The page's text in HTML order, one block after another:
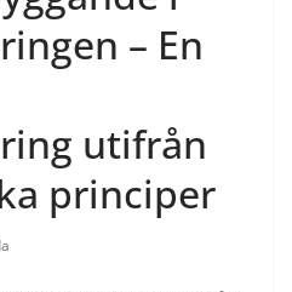
– En
utifrån
principer